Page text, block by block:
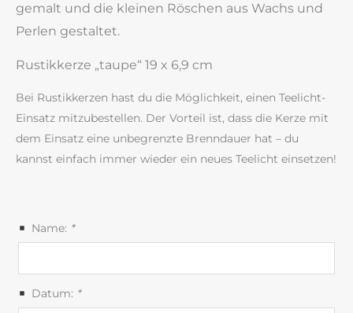
gemalt und die kleinen Röschen aus Wachs und
Perlen gestaltet.
Rustikkerze „taupe“ 19 x 6,9 cm
Bei Rustikkerzen hast du die Möglichkeit, einen Teelicht-
Einsatz mitzubestellen. Der Vorteil ist, dass die Kerze mit
dem Einsatz eine unbegrenzte Brenndauer hat – du
kannst einfach immer wieder ein neues Teelicht einsetzen!
Name: *
Datum: *